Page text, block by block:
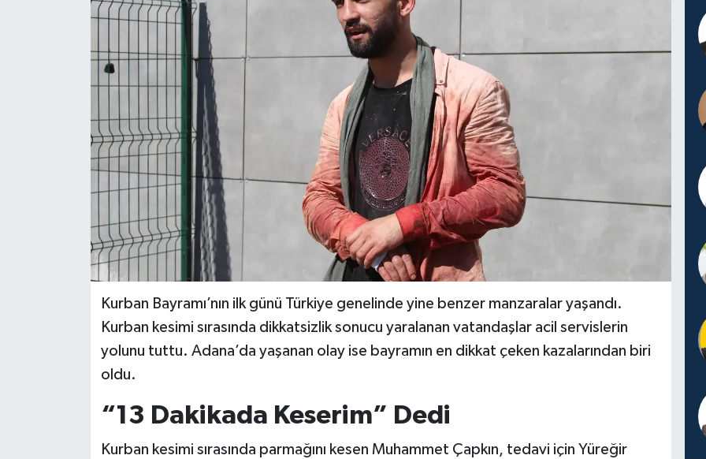
Kurban Bayramı’nın ilk günü Türkiye genelinde yine benzer manzaralar yaşandı.
Kurban kesimi sırasında dikkatsizlik sonucu yaralanan vatandaşlar acil servislerin
yolunu tuttu. Adana’da yaşanan olay ise bayramın en dikkat çeken kazalarından biri
oldu.
“13 Dakikada Keserim” Dedi
Kurban kesimi sırasında parmağını kesen Muhammet Çapkın, tedavi için Yüreğir